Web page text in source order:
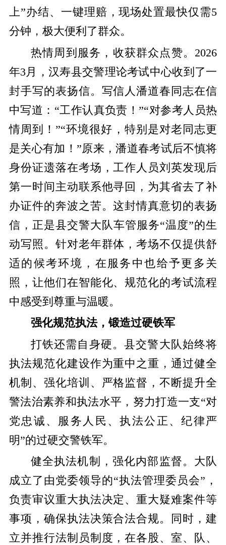
上”办结、一键理赔，现场处置最快仅需5
分钟，极大便利了群众。
热情周到服务，收获群众点赞。 2026
年3月，汉寿县交警理论考试中心收到了一
封手写的表扬信。写信人潘道春同志在信
中写道：“工作认真负责！”“对参考人员热
情周到！”“环境很好，特别是对老同志更
是关心有加！”原来，潘道春考试后不慎将
身份证遗落在考场，工作人员刘英发现后
第一时间主动联系他寻回，为其省去了补
办证件的奔波之苦。这封情真意切的表扬
信，正是县交警大队车管服务“温度”的生
动写照。针对老年群体，考场不仅提供舒
适的候考环境，在服务中也给予更多关
照，让他们在智能化、规范化的考试流程
中感受到尊重与温暖。
强化规范执法，锻造过硬铁军
打铁还需自身硬。县交警大队始终将
执法规范化建设作为重中之重，通过健全
机制、强化培训、严格监督，不断提升全
警法治素养和执法水平，努力打造一支“对
党忠诚、服务人民、执法公正、纪律严
明”的过硬交警铁军。
健全执法机制，强化内部监督。 大队
成立了由党委领导的“执法管理委员会”，
负责审议重大执法决定、重大疑难案件等
事项，确保执法决策合法合规。同时，建
立并推行法制员制度，在各股、室、队、